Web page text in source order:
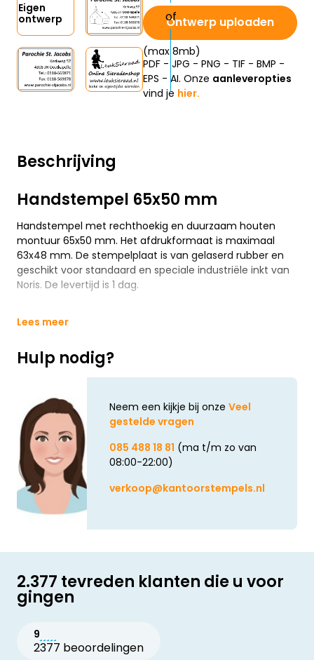
Beschrijving
Handstempel 65x50 mm
Handstempel met rechthoekig en duurzaam houten
montuur 65x50 mm. Het afdrukformaat is maximaal
63x48 mm. De stempelplaat is van gelaserd rubber en
geschikt voor standaard en speciale industriële inkt van
Noris. De levertijd is 1 dag.
Lees meer
Hulp nodig?
Neem een kijkje bij onze Veel
gestelde vragen
085 488 18 81 (ma t/m zo van
08:00-22:00)
verkoop@kantoorstempels.nl
Eigen
ontwerp
Ontwerp uploaden
(max 8mb)
PDF - JPG - PNG - TIF - BMP -
EPS - AI. Onze aanleveropties
vind je hier.
2.377 tevreden klanten die u voor
gingen
9
2377 beoordelingen